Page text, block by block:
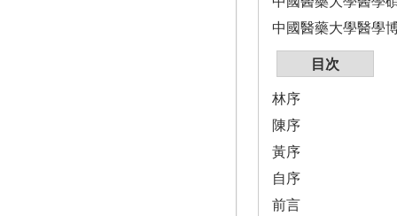
中國醫藥大學醫學
目次
林序
陳序
黃序
自序
前言